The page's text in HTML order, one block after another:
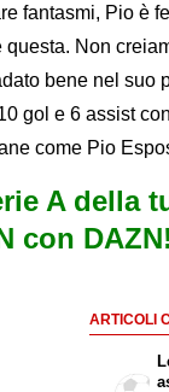
fantasmi, Pio è
Non
bene nel suo
gol e 6 assist
come Pio
A della
con DAZN!
ARTICOLI